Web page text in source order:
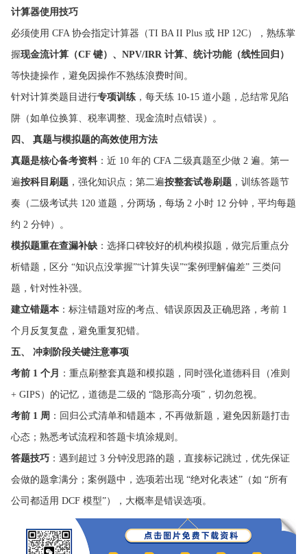
计算器使用技巧
必须使用 CFA 协会指定计算器（TI BA II Plus 或 HP 12C），熟练掌
握现金流计算（CF 键）、NPV/IRR 计算、统计功能（线性回归）
等快捷操作，避免因操作不熟练浪费时间。
针对计算类题目进行专项训练，每天练 10-15 道小题，总结常见陷
阱（如单位换算、税率调整、现金流时点错误）。
四、 真题与模拟题的高效使用方法
真题是核心备考资料：近 10 年的 CFA 二级真题至少做 2 遍。第一
遍按科目刷题，强化知识点；第二遍按整套试卷刷题，训练答题节
奏（二级考试共 120 道题，分两场，每场 2 小时 12 分钟，平均每题
约 2 分钟）。
模拟题重在查漏补缺：选择口碑较好的机构模拟题，做完后重点分
析错题，区分 “知识点没掌握”“计算失误”“案例理解偏差” 三类问
题，针对性补强。
建立错题本：标注错题对应的考点、错误原因及正确思路，考前 1
个月反复复盘，避免重复犯错。
五、 冲刺阶段关键注意事项
考前 1 个月 ：重点刷整套真题和模拟题，同时强化道德科目（准则
+ GIPS）的记忆，道德是二级的 “隐形高分项”，切勿忽视。
考前 1 周 ：回归公式清单和错题本，不再做新题，避免因新题打击
心态；熟悉考试流程和答题卡填涂规则。
答题技巧：遇到超过 3 分钟没思路的题，直接标记跳过，优先保证
会做的题拿满分；案例题中，选项若出现 “绝对化表述”（如 “所有
公司都适用 DCF 模型”），大概率是错误选项。